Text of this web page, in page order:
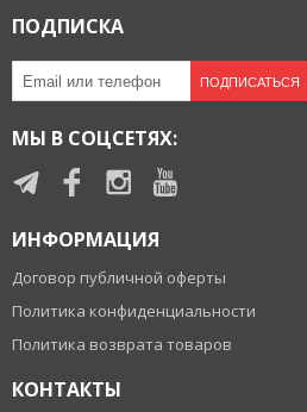
ПОДПИСКА
ПОДПИСАТЬСЯ
МЫ В СОЦСЕТЯХ:
ИНФОРМАЦИЯ
Договор публичной оферты
Политика конфиденциальности
Политика возврата товаров
КОНТАКТЫ